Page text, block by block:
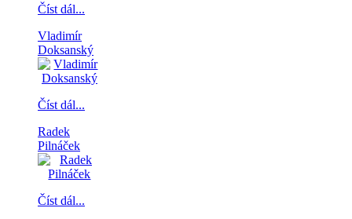
Číst dál...
Vladimír
Doksanský
Číst dál...
Radek
Pilnáček
Číst dál...